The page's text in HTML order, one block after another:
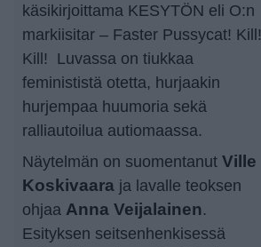
käsikirjoittama KESYTÖN eli O:n
markiisitar – Faster Pussycat! Kill!
Kill! Luvassa on tiukkaa
feminististä otetta, hurjaakin
hurjempaa huumoria sekä
ralliautoilua autiomaassa.
Näytelmän on suomentanut Ville
Koskivaara ja lavalle teoksen
ohjaa Anna Veijalainen.
Esityksen seitsenhenkisessä